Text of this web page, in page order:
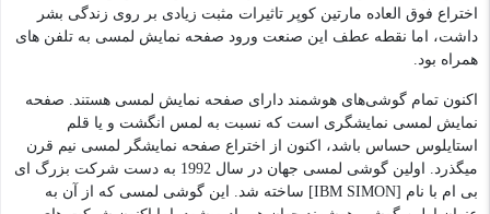
اختراع فوق العاده مارتین کوپر تاثیرات مثبت زیادی بر روی زندگی بشر
داشت، اما نقطه عطف این صنعت ورود صفحه نمایش لمسی به تلفن های
همراه بود.
اکنون تمام گوشی‌های هوشمند دارای صفحه نمایش لمسی هستند. صفحه
نمایش لمسی نمایشگری است که نسبت به لمس انگشت و یا قلم
استایلوس حساس باشد، اکنون از اختراع صفحه نمایشگر لمسی نیم قرن
میگذرد. اولین گوشی لمسی جهان در سال 1992 به دست شرکت بزرگ ای
بی ام با نام [IBM SIMON] ساخته شد. این گوشی لمسی که از آن به